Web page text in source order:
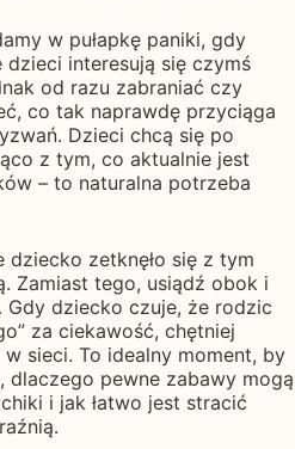
w pułapkę paniki, gdy
interesują się czymś
od razu zabraniać czy
co tak naprawdę przyciąga
Dzieci chcą się po
z tym, co aktualnie jest
– to naturalna potrzeba
dziecko zetknęło się z tym
Zamiast tego, usiądź obok i
Gdy dziecko czuje, że rodzic
za ciekawość, chętniej
sieci. To idealny moment, by
dlaczego pewne zabawy mogą
i jak łatwo jest stracić